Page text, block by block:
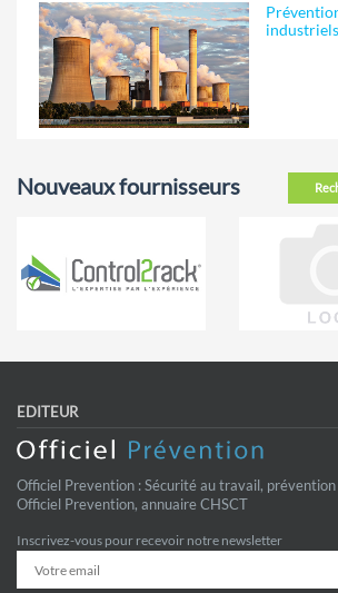
Nouveaux fournisseurs
EDITEUR
Officiel Prevention : Sécurité au travail,
Officiel Prevention, annuaire CHSCT
Inscrivez-vous pour recevoir notre newsletter